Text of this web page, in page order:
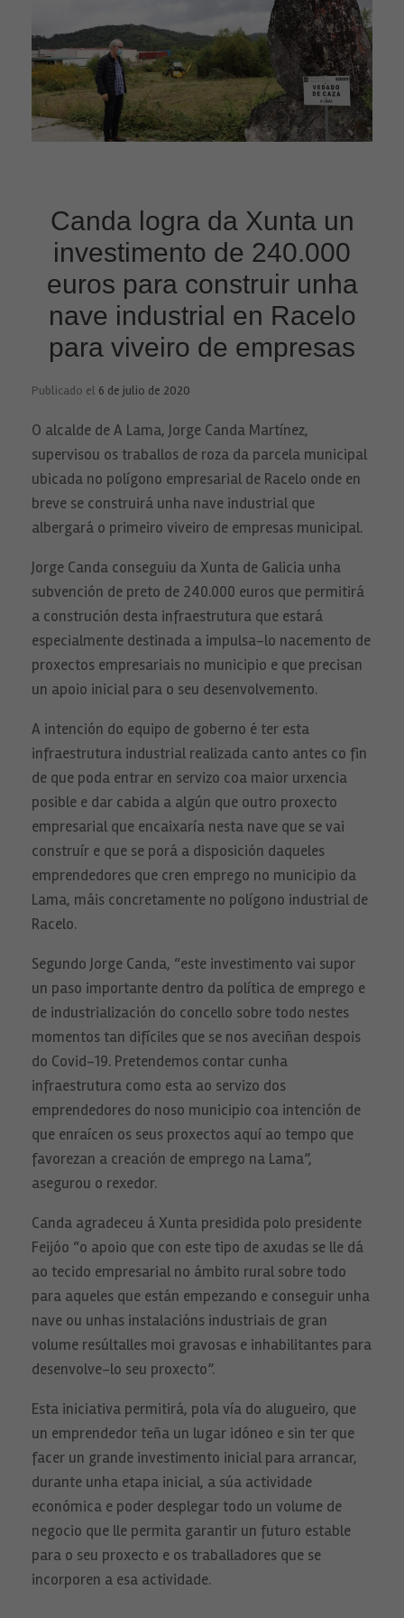
Canda logra da Xunta un
investimento de 240.000
euros para construir unha
nave industrial en Racelo
para viveiro de empresas
Publicado el 6 de julio de 2020
O alcalde de A Lama, Jorge Canda Martínez,
supervisou os traballos de roza da parcela municipal
ubicada no polígono empresarial de Racelo onde en
breve se construirá unha nave industrial que
albergará o primeiro viveiro de empresas municipal.
Jorge Canda conseguiu da Xunta de Galicia unha
subvención de preto de 240.000 euros que permitirá
a construción desta infraestrutura que estará
especialmente destinada a impulsa-lo nacemento de
proxectos empresariais no municipio e que precisan
un apoio inicial para o seu desenvolvemento.
A intención do equipo de goberno é ter esta
infraestrutura industrial realizada canto antes co fin
de que poda entrar en servizo coa maior urxencia
posible e dar cabida a algún que outro proxecto
empresarial que encaixaría nesta nave que se vai
construír e que se porá a disposición daqueles
emprendedores que cren emprego no municipio da
Lama, máis concretamente no polígono industrial de
Racelo.
Segundo Jorge Canda, “este investimento vai supor
un paso importante dentro da política de emprego e
de industrialización do concello sobre todo nestes
momentos tan difíciles que se nos aveciñan despois
do Covid-19. Pretendemos contar cunha
infraestrutura como esta ao servizo dos
emprendedores do noso municipio coa intención de
que enraícen os seus proxectos aquí ao tempo que
favorezan a creación de emprego na Lama”,
asegurou o rexedor.
Canda agradeceu á Xunta presidida polo presidente
Feijóo “o apoio que con este tipo de axudas se lle dá
ao tecido empresarial no ámbito rural sobre todo
para aqueles que están empezando e conseguir unha
nave ou unhas instalacións industriais de gran
volume resúltalles moi gravosas e inhabilitantes para
desenvolve-lo seu proxecto”.
Esta iniciativa permitirá, pola vía do alugueiro, que
un emprendedor teña un lugar idóneo e sin ter que
facer un grande investimento inicial para arrancar,
durante unha etapa inicial, a súa actividade
económica e poder desplegar todo un volume de
negocio que lle permita garantir un futuro estable
para o seu proxecto e os traballadores que se
incorporen a esa actividade.
Necesarias
cookies no
son
opcionales.
Son
web.
Estadísticas
podamos
mejorar la
y estructura
base a cómo